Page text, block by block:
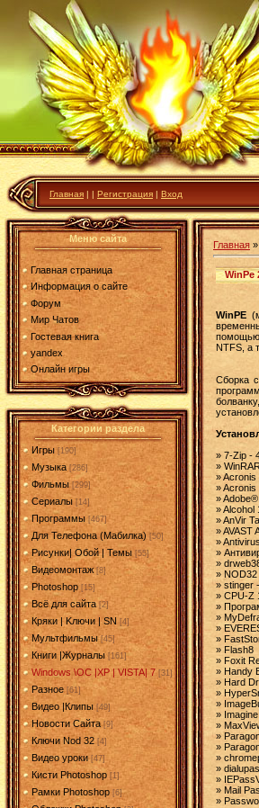
Главная | | Регистрация | Вход
Меню сайта
Главная страница
Информация о сайте
Форум
Мир Чатов
Гостевая книга
yandex
Онлайн игры
Категории раздела
Игры [190]
Музыка [286]
Фильмы [299]
Сериалы [14]
Программы [467]
Для Телефона (Мабилка) [50]
Рисунки| Обой | Темы [55]
Видеомонтаж [8]
Photoshop [15]
Всё для сайта [2]
Кряки | Kлючи | SN [4]
Мультфильмы [45]
Книги |Журналы [161]
Windows \OC |XP | VISTA| 7 [31]
Разное [61]
Видео |Клипы [49]
Новости Сайта [9]
Ключи Nod 32 [4]
Видео уроки [47]
Кисти Photoshop [1]
Рамки Photoshop [6]
Главная »
WinPe
WinPE
помощью
NTFS, а
Cборка
» 7-Zip -
»
» Acronis
» Acronis
»
» Alcohol
» AnVir
» AVAST
»
»
»
»
» stinger
» CPU-Z
»
»
»
»
» Flash8
» Foxit
» Handy
» Hard
»
»
»
»
»
»
»
»
»
» Mail
»